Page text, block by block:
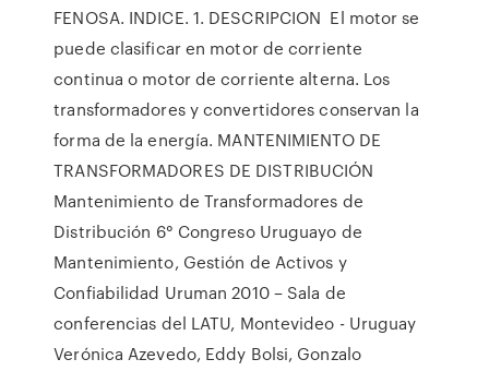
FENOSA. INDICE. 1. DESCRIPCION El motor se
puede clasificar en motor de corriente
continua o motor de corriente alterna. Los
transformadores y convertidores conservan la
forma de la energía. MANTENIMIENTO DE
TRANSFORMADORES DE DISTRIBUCIÓN
Mantenimiento de Transformadores de
Distribución 6° Congreso Uruguayo de
Mantenimiento, Gestión de Activos y
Confiabilidad Uruman 2010 – Sala de
conferencias del LATU, Montevideo - Uruguay
Verónica Azevedo, Eddy Bolsi, Gonzalo